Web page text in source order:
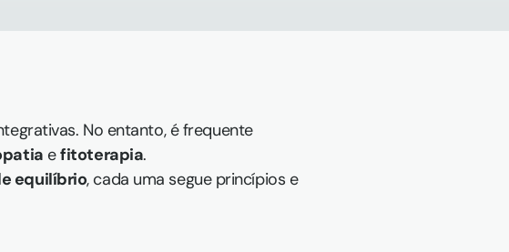
No entanto, é frequente
e fitoterapia.
equilíbrio, cada uma segue princípios e